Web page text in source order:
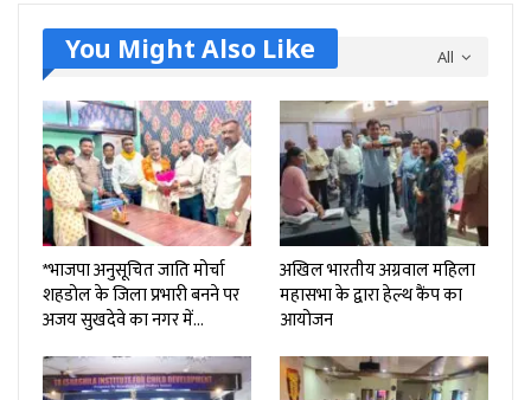
All
You Might Also Like
*भाजपा अनुसूचित जाति मोर्चा
शहडोल के जिला प्रभारी बनने पर
अजय सुखदेवे का नगर में…
अखिल भारतीय अग्रवाल महिला
महासभा के द्वारा हेल्थ कैंप का
आयोजन